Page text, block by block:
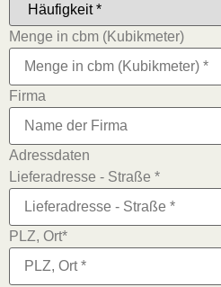
Menge in cbm (Kubikmeter)
Firma
Adressdaten
Lieferadresse - Straße *
PLZ, Ort*